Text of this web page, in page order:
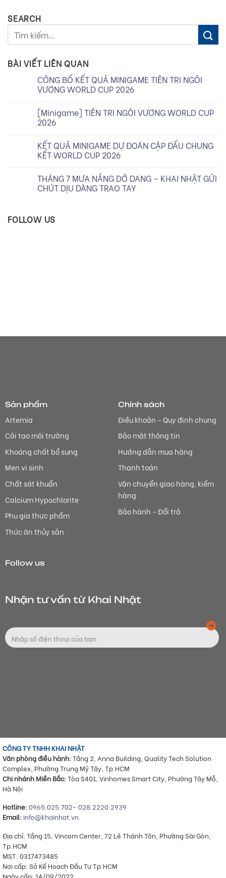
SEARCH
BÀI VIẾT LIÊN QUAN
CÔNG BỐ KẾT QUẢ MINIGAME TIÊN TRI NGÔI
VƯƠNG WORLD CUP 2026
[Minigame] TIÊN TRI NGÔI VƯƠNG WORLD CUP
2026
KẾT QUẢ MINIGAME DỰ ĐOÁN CẶP ĐẤU CHUNG
KẾT WORLD CUP 2026
THÁNG 7 MƯA NẮNG DỞ DANG – KHAI NHẬT GỬI
CHÚT DỊU DÀNG TRAO TAY
FOLLOW US
Sản phẩm
Artemia
Cải tạo môi trường
Khoáng chất bổ sung
Men vi sinh
Chất sát khuẩn
Calcium Hypochlorite
Phụ gia thực phẩm
Thức ăn thủy sản
Chính sách
Điều khoản - Quy định chung
Bảo mật thông tin
Hướng dẫn mua hàng
Thanh toán
Vận chuyển giao hàng, kiểm
hàng
Bảo hành - Đổi trả
Follow us
Nhận tư vấn từ Khai Nhật
CÔNG TY TNHH KHAI NHẬT
Văn phòng điều hành: Tầng 2, Anna Building, Quality Tech Solution
Complex, Phường Trung Mỹ Tây, Tp.HCM
Chi nhánh Miền Bắc: Tòa S401, Vinhomes Smart City, Phường Tây Mỗ,
Hà Nội
Hotline: 0965.025.702- 028.2220.2939
Email: info@khainhat.vn
Địa chỉ: Tầng 15, Vincom Center, 72 Lê Thánh Tôn, Phường Sài Gòn,
Tp.HCM
MST: 0317473485
Nơi cấp: Sở Kế Hoạch Đầu Tư Tp.HCM
Ngày cấp: 14/09/2022